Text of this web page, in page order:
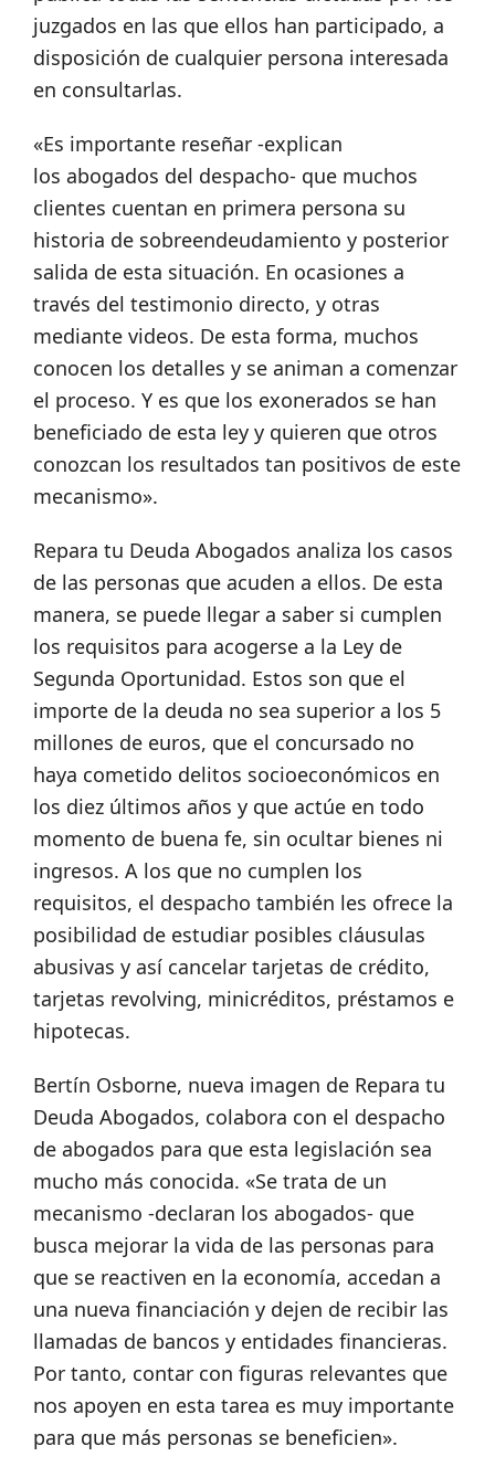
juzgados en las que ellos han participado, a
disposición de cualquier persona interesada
en consultarlas.
«Es importante reseñar -explican
los abogados del despacho- que muchos
clientes cuentan en primera persona su
historia de sobreendeudamiento y posterior
salida de esta situación. En ocasiones a
través del testimonio directo, y otras
mediante videos. De esta forma, muchos
conocen los detalles y se animan a comenzar
el proceso. Y es que los exonerados se han
beneficiado de esta ley y quieren que otros
conozcan los resultados tan positivos de este
mecanismo».
Repara tu Deuda Abogados analiza los casos
de las personas que acuden a ellos. De esta
manera, se puede llegar a saber si cumplen
los requisitos para acogerse a la Ley de
Segunda Oportunidad. Estos son que el
importe de la deuda no sea superior a los 5
millones de euros, que el concursado no
haya cometido delitos socioeconómicos en
los diez últimos años y que actúe en todo
momento de buena fe, sin ocultar bienes ni
ingresos. A los que no cumplen los
requisitos, el despacho también les ofrece la
posibilidad de estudiar posibles cláusulas
abusivas y así cancelar tarjetas de crédito,
tarjetas revolving, minicréditos, préstamos e
hipotecas.
Bertín Osborne, nueva imagen de Repara tu
Deuda Abogados, colabora con el despacho
de abogados para que esta legislación sea
mucho más conocida. «Se trata de un
mecanismo -declaran los abogados- que
busca mejorar la vida de las personas para
que se reactiven en la economía, accedan a
una nueva financiación y dejen de recibir las
llamadas de bancos y entidades financieras.
Por tanto, contar con figuras relevantes que
nos apoyen en esta tarea es muy importante
para que más personas se beneficien».